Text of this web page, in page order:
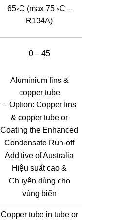
65◦C (max 75 ◦C –
R134A)
0 – 45
Aluminium fins &
copper tube
– Option: Copper fins
& copper tube or
Coating the Enhanced
Condensate Run‐off
Additive of Australia
Hiệu suất cao &
Chuyên dùng cho
vùng biển
Copper tube in tube or